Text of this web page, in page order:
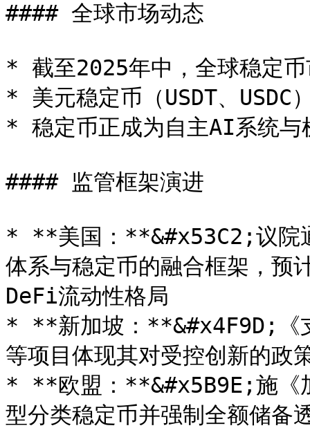
#### 全球市场动态
* 截至2025年中，全球稳定
* 美元稳定币（USDT、USDC
* 稳定币正成为自主AI系统与
#### 监管框架演进
* **美国：**&#x53C2;议院
体系与稳定币的融合框架，预
DeFi流动性格局
* **新加坡：**&#x4F9D;《
等项目体现其对受控创新的政
* **欧盟：**&#x5B9E;施《
型分类稳定币并强制全额储备